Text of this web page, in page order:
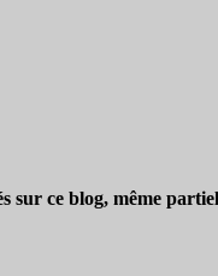
sur ce blog, même